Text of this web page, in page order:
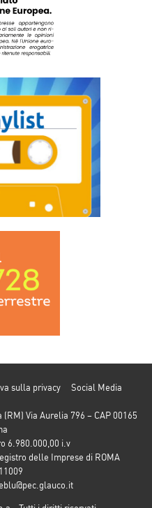
sulla privacy
Social Media
Via Aurelia 796 – CAP 00165
6.980.000,00 i.v
delle Imprese di ROMA